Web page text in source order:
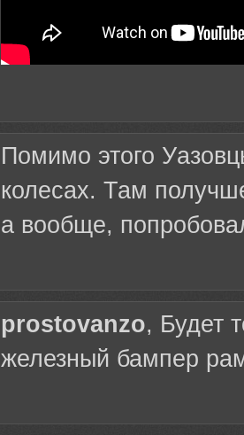
Помимо этого
колесах. Там
а вообще,
prostovanzo, Будет
железный бампер